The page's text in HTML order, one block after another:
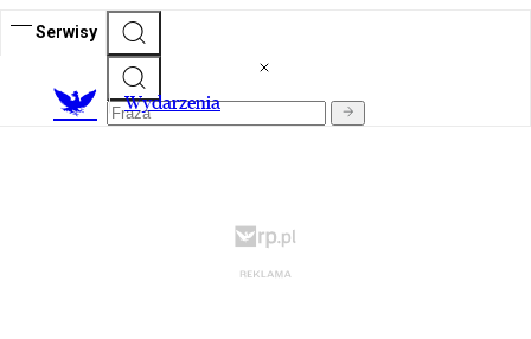
Serwisy
Wydarzenia